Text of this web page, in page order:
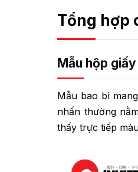
Tổng hợp
Mẫu hộp
Mẫu bao bì
nhấn thường
thấy trực tiếp